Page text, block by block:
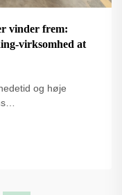
vinder frem:
virksomhed at
og høje